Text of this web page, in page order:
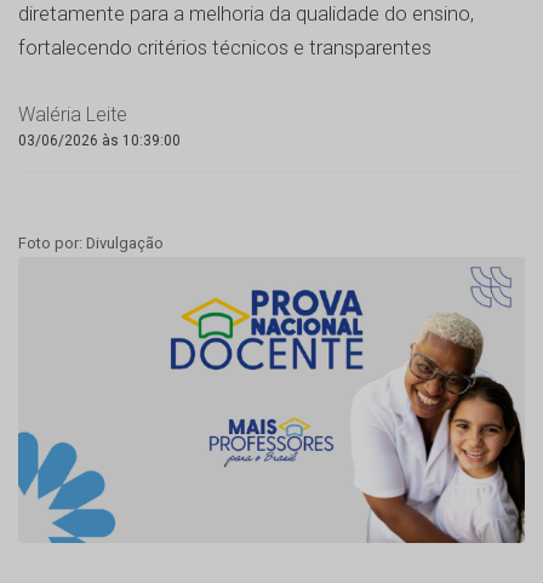
diretamente para a melhoria da qualidade do ensino,
fortalecendo critérios técnicos e transparentes
Waléria Leite
03/06/2026 às 10:39:00
Foto por: Divulgação